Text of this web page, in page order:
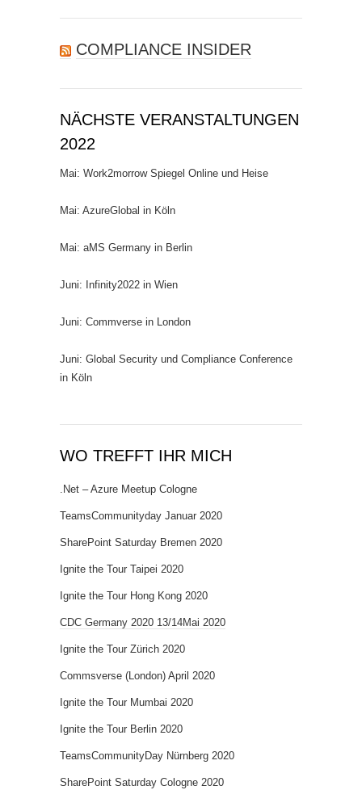
COMPLIANCE INSIDER
NÄCHSTE VERANSTALTUNGEN
2022
Mai: Work2morrow Spiegel Online und Heise
Mai: AzureGlobal in Köln
Mai: aMS Germany in Berlin
Juni: Infinity2022 in Wien
Juni: Commverse in London
Juni: Global Security und Compliance Conference
in Köln
WO TREFFT IHR MICH
.Net – Azure Meetup Cologne
TeamsCommunityday Januar 2020
SharePoint Saturday Bremen 2020
Ignite the Tour Taipei 2020
Ignite the Tour Hong Kong 2020
CDC Germany 2020 13/14Mai 2020
Ignite the Tour Zürich 2020
Commsverse (London) April 2020
Ignite the Tour Mumbai 2020
Ignite the Tour Berlin 2020
TeamsCommunityDay Nürnberg 2020
SharePoint Saturday Cologne 2020